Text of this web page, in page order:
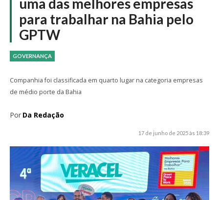
uma das melhores empresas
para trabalhar na Bahia pelo
GPTW
GOVERNANÇA
Companhia foi classificada em quarto lugar na categoria empresas
de médio porte da Bahia
Por Da Redação
17 de junho de 2025 às 18:39